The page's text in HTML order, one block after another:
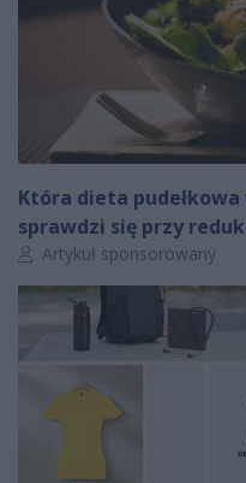
Która dieta
sprawdzi się przy
Autor artykułu:
Artykuł sponsorowany